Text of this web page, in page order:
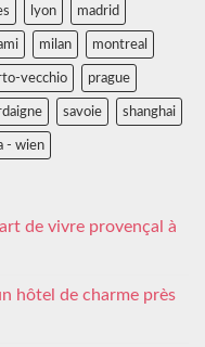
lyon madrid
milan montreal
vecchio prague
savoie shanghai
- wien
de vivre provençal à
hôtel de charme près